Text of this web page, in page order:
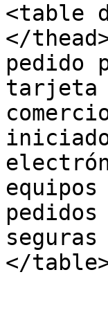
<table
</
pedido
tarjeta
</